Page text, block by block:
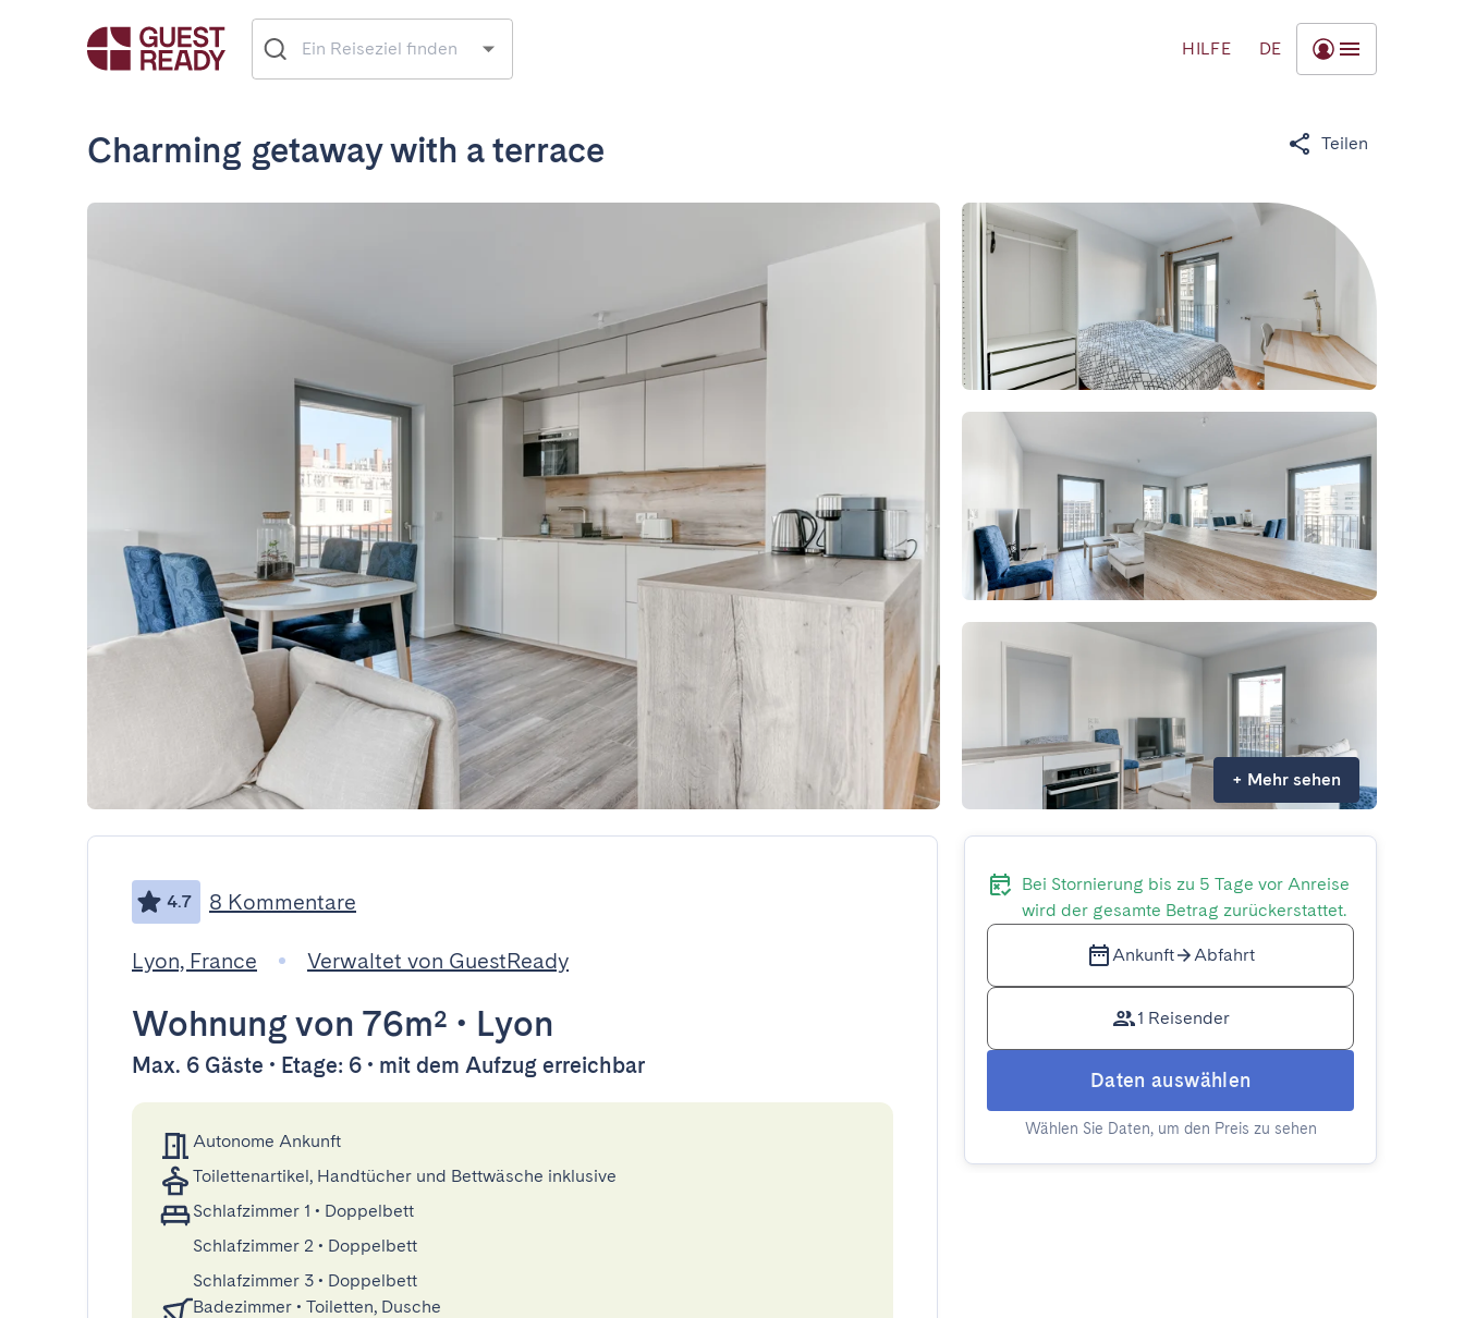
HILFE DE
Charming getaway with a terrace Teilen
+ Mehr sehen
4.7 8 Kommentare
Lyon, France Verwaltet von GuestReady
Wohnungvon 76m² • Lyon
Max. 6 Gäste • Etage: 6 • mit dem Aufzug erreichbar
Autonome Ankunft
Toilettenartikel, Handtücher und Bettwäsche inklusive
Schlafzimmer 1 • Doppelbett
Schlafzimmer 2 • Doppelbett
Schlafzimmer 3 • Doppelbett
Badezimmer • Toiletten, Dusche
Bei Stornierung bis zu 5 Tage vor Anreise
wird der gesamte Betrag zurückerstattet.
Ankunft Abfahrt
1 Reisender
Daten auswählen
Wählen Sie Daten, um den Preis zu sehen